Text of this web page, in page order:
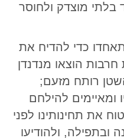
בלתי מוצדק ולחוסר
כדי להדיח את
הוצאו מנדנדן
רותח מזעם;
ומאיימים להילחם
את תחינותינו לפני
ולהודיעו